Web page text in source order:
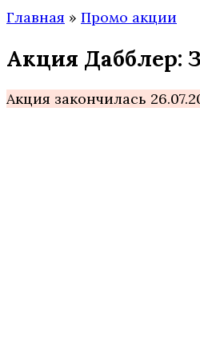
Главная » Промо акции
Акция Дабблер:
Акция закончилась